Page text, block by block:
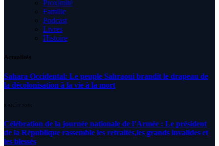
Proximité
Famille
Podcast
Livres
Histoire
Actualités
Sahara Occidental: Le peuple Sahraoui brandit le drapeau de
la décolonisation à la vie à la mort
8 AOÛT 2026
Célébration de la journée nationale de l’Armée : Le président
de la République rassemble les retraités,les grands invalides et
les blessés